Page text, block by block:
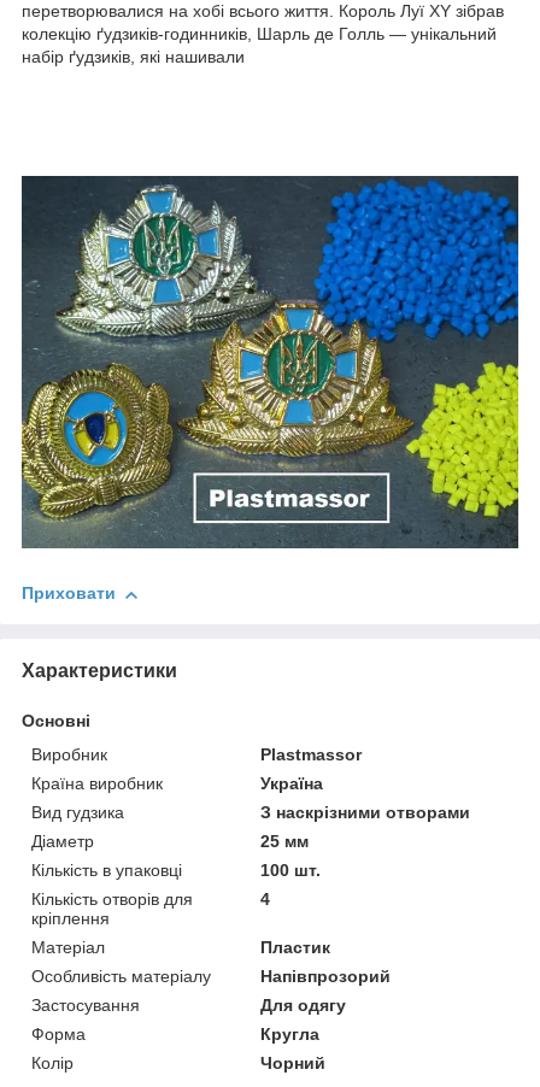
перетворювалися на хобі всього життя. Король Луї XY зібрав
колекцію ґудзиків-годинників, Шарль де Голль — унікальний
набір ґудзиків, які нашивали
Приховати
Характеристики
Основні
Виробник
Plastmassor
Країна виробник
Україна
Вид гудзика
З наскрізними отворами
Діаметр
25 мм
Кількість в упаковці
100 шт.
Кількість отворів для
кріплення
4
Матеріал
Пластик
Особливість матеріалу
Напівпрозорий
Застосування
Для одягу
Форма
Кругла
Колір
Чорний